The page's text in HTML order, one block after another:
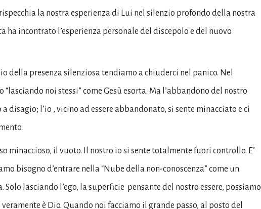
rispecchia la nostra esperienza di Lui nel silenzio profondo della nostra
ha incontrato l’esperienza personale del discepolo e del nuovo
della presenza silenziosa tendiamo a chiuderci nel panico. Nel
noi stessi” come Gesù esorta. Ma l’abbandono del nostro
disagio; l’io , vicino ad essere abbandonato, si sente minacciato e ci
minaccioso, il vuoto. Il nostro io si sente totalmente fuori controllo. E’
bisogno d’entrare nella “Nube della non-conoscenza” come un
Solo lasciando l’ego, la superficie pensante del nostro essere, possiamo
è Dio. Quando noi facciamo il grande passo, al posto del